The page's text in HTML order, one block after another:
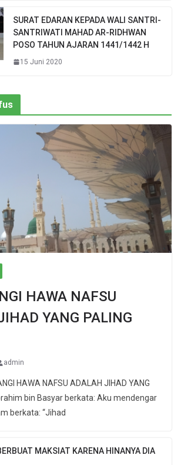
SURAT EDARAN KEPADA WALI SANTRI-
SANTRIWATI MAHAD AR-RIDHWAN
POSO TAHUN AJARAN 1441/1442 H
15 Juni 2020
HAWA NAFSU
YANG PALING
admin
HAWA NAFSU ADALAH JIHAD YANG
bin Basyar berkata: Aku mendengar
berkata: “Jihad
MAKSIAT KARENA HINANYA DIA